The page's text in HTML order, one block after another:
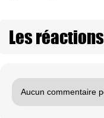
Les réactions
Aucun commentaire